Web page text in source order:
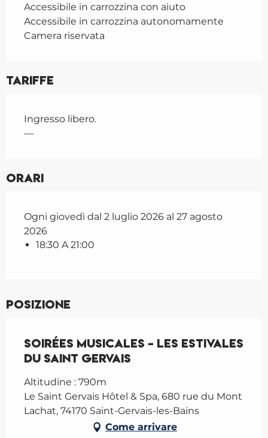
Accessibile in carrozzina con aiuto
Accessibile in carrozzina autonomamente
Camera riservata
Tariffe
Ingresso libero.
—
Orari
Ogni giovedì dal 2 luglio 2026 al 27 agosto
2026
18:30 A 21:00
Posizione
Soirées musicales - LES ESTIVALES
du Saint Gervais
Altitudine : 790m
Le Saint Gervais Hôtel & Spa, 680 rue du Mont
Lachat, 74170 Saint-Gervais-les-Bains
Come arrivare